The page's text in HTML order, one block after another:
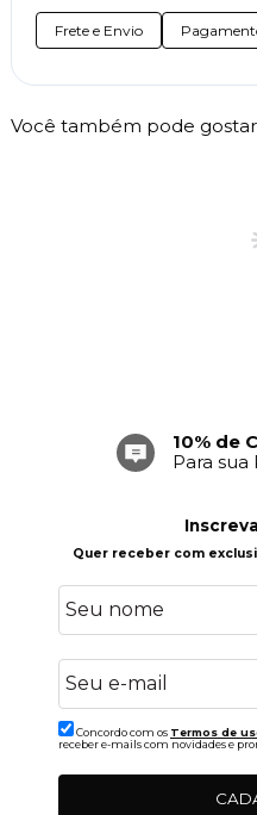
Frete e Envio
Você também pode
10% de
Para
Quer receber com
Concordo com os Termos de
receber e-mails com novidades e